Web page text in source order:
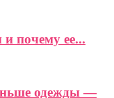
почему ее...
одежды —